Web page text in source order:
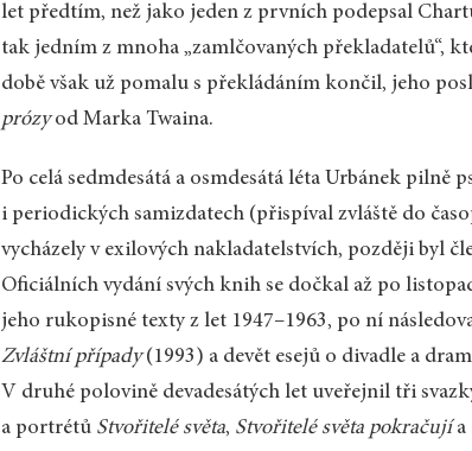
let předtím, než jako jeden z prvních podepsal
tak jedním z mnoha „zamlčovaných překladatelů“,
době však už pomalu s překládáním končil, jeho
prózyod Marka Twaina.
Po celá sedmdesátá a osmdesátá léta Urbánek pilně
i periodických samizdatech (přispíval zvláště do
vycházely v exilových nakladatelstvích, později byl
Oficiálních vydání svých knih se dočkal až po
jeho rukopisné texty z let 1947–1963, po ní
Zvláštní případy(1993) a devět esejů o divadle a
V druhé polovině devadesátých let uveřejnil tři
a portrétů Stvořitelé světa, Stvořitelé světa pokračujía